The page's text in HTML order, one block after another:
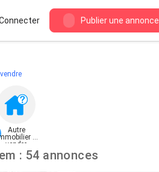
Publier une annonce
Autre
à
vendre
à vendre à Oued Zem : 54 annonces